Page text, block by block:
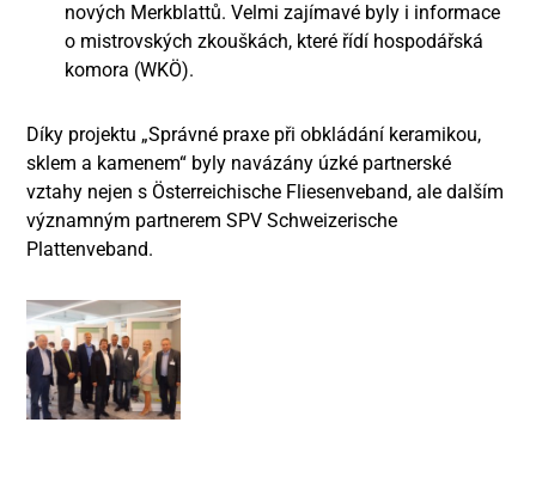
nových Merkblattů. Velmi zajímavé byly i informace
o mistrovských zkouškách, které řídí hospodářská
komora (WKÖ).
Díky projektu „Správné praxe při obkládání keramikou,
sklem a kamenem“ byly navázány úzké partnerské
vztahy nejen s Österreichische Fliesenveband, ale dalším
významným partnerem SPV Schweizerische
Plattenveband.